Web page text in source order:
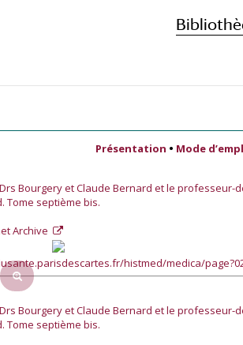
Présentation • Mode
Bourgery et Claude Bernard et le professeur-
Tome septième bis.
Archive
histmed/medica/
Bourgery et Claude Bernard et le professeur-
Tome septième bis.